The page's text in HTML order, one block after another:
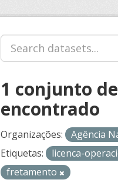
1 conjunto
encontrado
Organizações: Agência
Etiquetas:
licenca-
fretamento